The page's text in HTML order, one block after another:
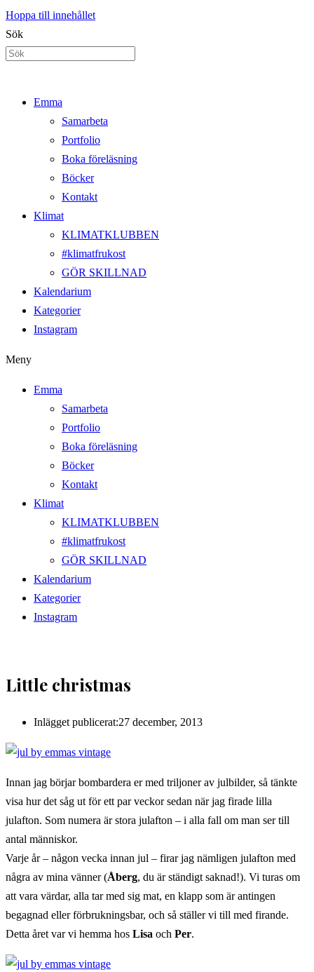
Hoppa till innehållet
Sök
Emma
Samarbeta
Portfolio
Boka föreläsning
Böcker
Kontakt
Klimat
KLIMATKLUBBEN
#klimatfrukost
GÖR SKILLNAD
Kalendarium
Kategorier
Instagram
Meny
Emma
Samarbeta
Portfolio
Boka föreläsning
Böcker
Kontakt
Klimat
KLIMATKLUBBEN
#klimatfrukost
GÖR SKILLNAD
Kalendarium
Kategorier
Instagram
Little christmas
Inlägget publicerat:27 december, 2013
Innan jag börjar bombardera er med triljoner av julbilder, så tänkte
visa hur det såg ut för ett par veckor sedan när jag firade lilla
julafton. Som numera är stora julafton – i alla fall om man ser till
antal människor.
Varje år – någon vecka innan jul – firar jag nämligen julafton med
några av mina vänner (Åberg, du är ständigt saknad!). Vi turas om
att vara värdar, alla tar med sig mat, en klapp som är antingen
begagnad eller förbrukningsbar, och så ställer vi till med firande.
Detta året var vi hemma hos Lisa och Per.